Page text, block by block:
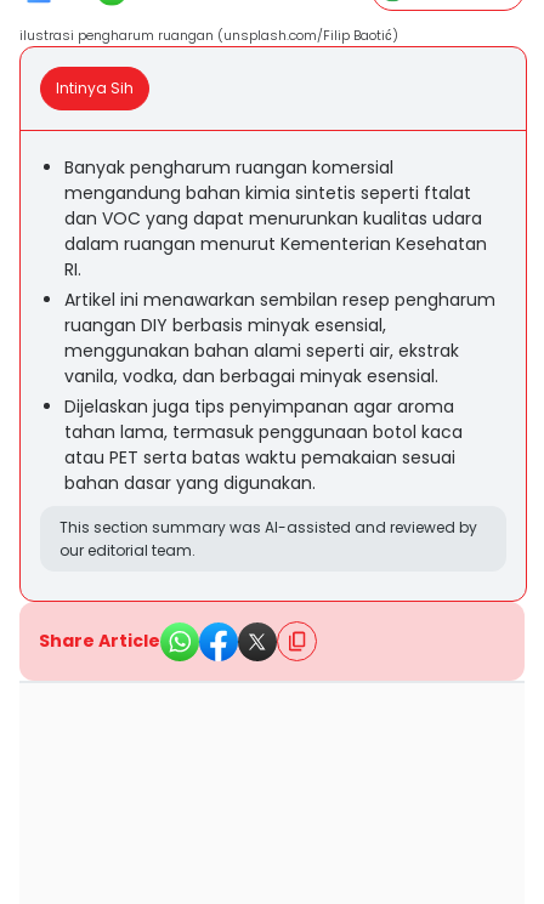
ilustrasi pengharum ruangan (unsplash.com/Filip Baotić)
Intinya Sih
Banyak pengharum ruangan komersial
mengandung bahan kimia sintetis seperti ftalat
dan VOC yang dapat menurunkan kualitas udara
dalam ruangan menurut Kementerian Kesehatan
RI.
Artikel ini menawarkan sembilan resep pengharum
ruangan DIY berbasis minyak esensial,
menggunakan bahan alami seperti air, ekstrak
vanila, vodka, dan berbagai minyak esensial.
Dijelaskan juga tips penyimpanan agar aroma
tahan lama, termasuk penggunaan botol kaca
atau PET serta batas waktu pemakaian sesuai
bahan dasar yang digunakan.
This section summary was AI-assisted and reviewed by
our editorial team.
Share Article